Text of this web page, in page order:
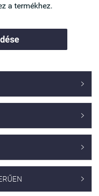
a termékhez.



